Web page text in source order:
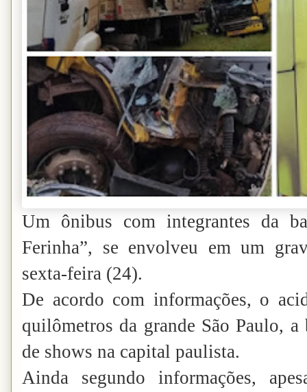
Um ônibus com integrantes da
Ferinha”, se envolveu em um
sexta-feira (24).
De acordo com informações, o
quilômetros da grande São Paulo, a
de shows na capital paulista.
Ainda segundo informações,